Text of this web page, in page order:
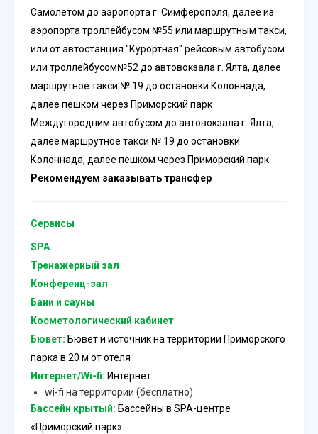
Самолетом до аэропорта г. Симферополя, далее из
аэропорта троллейбусом №55 или маршрутным такси,
или от автостанция "Курортная" рейсовым автобусом
или троллейбусом№52 до автовокзала г. Ялта, далее
маршрутное такси № 19 до остановки Колоннада,
далее пешком через Приморский парк
Междугородним автобусом до автовокзала г. Ялта,
далее маршрутное такси № 19 до остановки
Колоннада, далее пешком через Приморский парк
Рекомендуем заказывать трансфер
Сервисы
SPA
Тренажерный зал
Конференц-зал
Бани и сауны
Косметологический кабинет
Бювет: Бювет и источник на территории Приморского
парка в 20 м от отеля
Интернет/Wi-fi: Интернет:
wi-fi на территории (бесплатно)
Бассейн крытый: Бассейны в SPA-центре
«Приморский парк»: